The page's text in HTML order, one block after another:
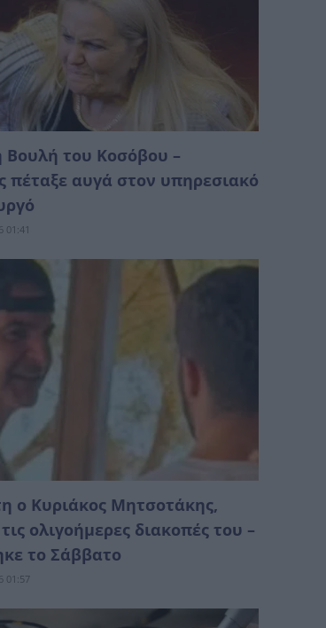
Βουλή του Κοσόβου –
πέταξε αυγά στον υπηρεσιακό
01:41
ο Κυριάκος Μητσοτάκης,
ολιγοήμερες διακοπές του –
το Σάββατο
01:57